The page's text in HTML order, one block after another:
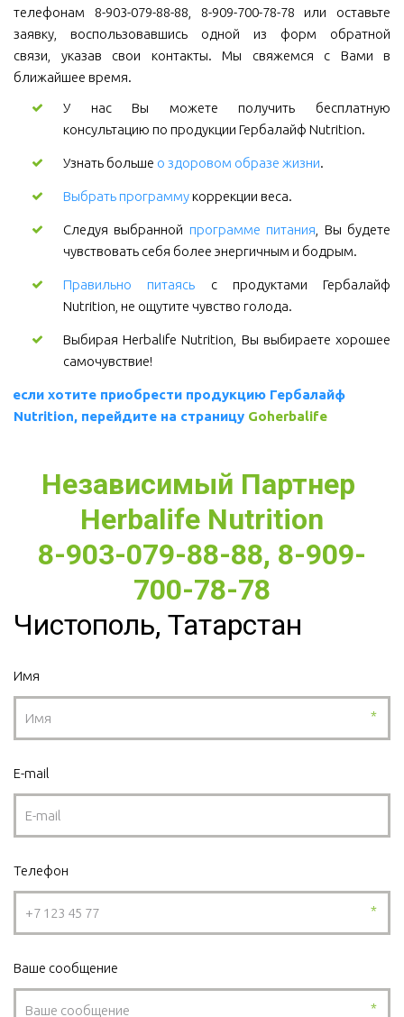
телефонам 8-903-079-88-88, 8-909-700-78-78 или оставьте
заявку, воспользовавшись одной из форм обратной
связи, указав свои контакты. Мы свяжемся с Вами в
ближайшее время.
У нас Вы можете получить бесплатную
консультацию по продукции Гербалайф Nutrition.
Узнать больше о здоровом образе жизни.
Выбрать программукоррекции веса.
Следуя выбранной программе питания , Вы будете
чувствовать себя более энергичным и бодрым.
Правильно питаясь с продуктами Гербалайф
Nutrition, не ощутите чувство голода.
Выбирая Herbalife Nutrition, Вы выбираете хорошее
самочувствие!
если хотите приобрести продукцию Гербалайф
Nutrition, перейдите на страницу Goherbalife
Независимый Партнер
Herbalife Nutrition
8-903-079-88-88, 8-909-
700-78-78
Чистополь, Татарстан
Имя
*
E-mail
Телефон
*
Ваше сообщение
*